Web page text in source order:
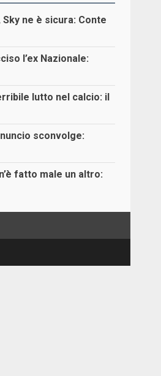
ne è sicura: Conte
l’ex Nazionale:
lutto nel calcio: il
sconvolge:
fatto male un altro: